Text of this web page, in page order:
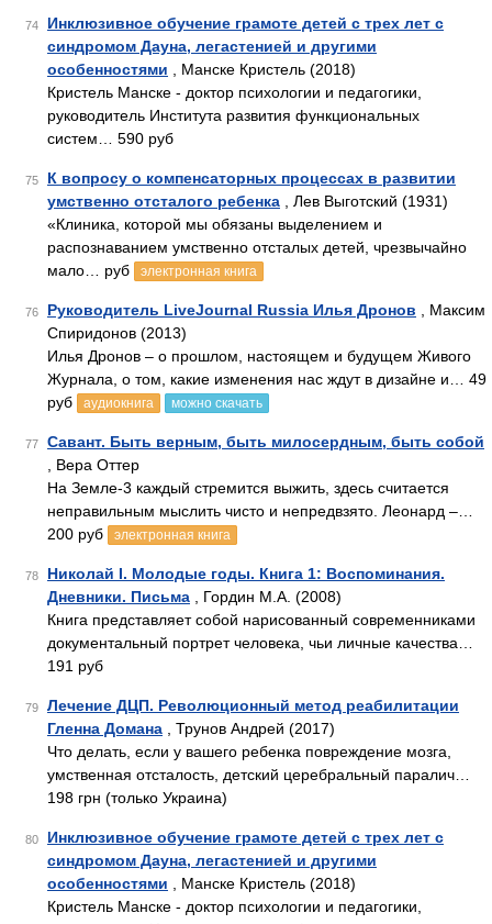
74
Инклюзивное обучение грамоте детей с трех лет с
синдромом Дауна, легастенией и другими
особенностями , Манске Кристель (2018)
Кристель Манске - доктор психологии и педагогики,
руководитель Института развития функциональных
систем… 590 руб
75
К вопросу о компенсаторных процессах в развитии
умственно отсталого ребенка , Лев Выготский (1931)
«Клиника, которой мы обязаны выделением и
распознаванием умственно отсталых детей, чрезвычайно
мало… руб
электронная книга
76 Руководитель LiveJournal Russia Илья Дронов , Максим
Спиридонов (2013)
Илья Дронов – о прошлом, настоящем и будущем Живого
Журнала, о том, какие изменения нас ждут в дизайне и… 49
руб
аудиокнига можно скачать
77
Савант. Быть верным, быть милосердным, быть собой
, Вера Оттер
На Земле-3 каждый стремится выжить, здесь считается
неправильным мыслить чисто и непредвзято. Леонард –…
200 руб
электронная книга
78
Николай I. Молодые годы. Книга 1: Воспоминания.
Дневники. Письма , Гордин М.А. (2008)
Книга представляет собой нарисованный современниками
документальный портрет человека, чьи личные качества…
191 руб
79
Лечение ДЦП. Революционный метод реабилитации
Гленна Домана , Трунов Андрей (2017)
Что делать, если у вашего ребенка повреждение мозга,
умственная отсталость, детский церебральный паралич…
198 грн (только Украина)
80
Инклюзивное обучение грамоте детей с трех лет с
синдромом Дауна, легастенией и другими
особенностями , Манске Кристель (2018)
Кристель Манске - доктор психологии и педагогики,